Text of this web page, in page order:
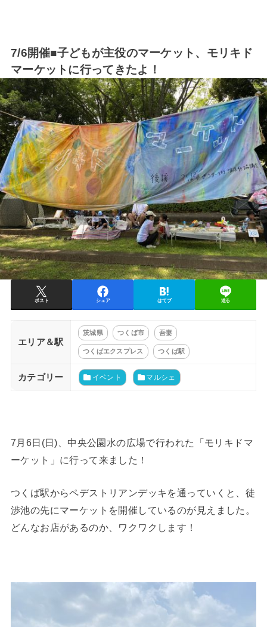
7/6開催■子どもが主役のマーケット、モリキド
マーケットに行ってきたよ！
ポスト シェア はてブ 送る
エリア＆駅
茨城県 つくば市 吾妻
つくばエクスプレス つくば駅
カテゴリー イベント マルシェ
7月6日(日)、中央公園水の広場で行われた「モリキドマ
ーケット」に行って来ました！
つくば駅からペデストリアンデッキを通っていくと、徒
渉池の先にマーケットを開催しているのが見えました。
どんなお店があるのか、ワクワクします！